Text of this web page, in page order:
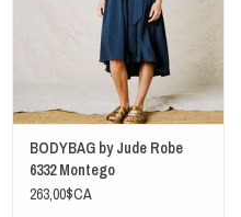
BODYBAG by Jude Robe
6332 Montego
263,00$CA